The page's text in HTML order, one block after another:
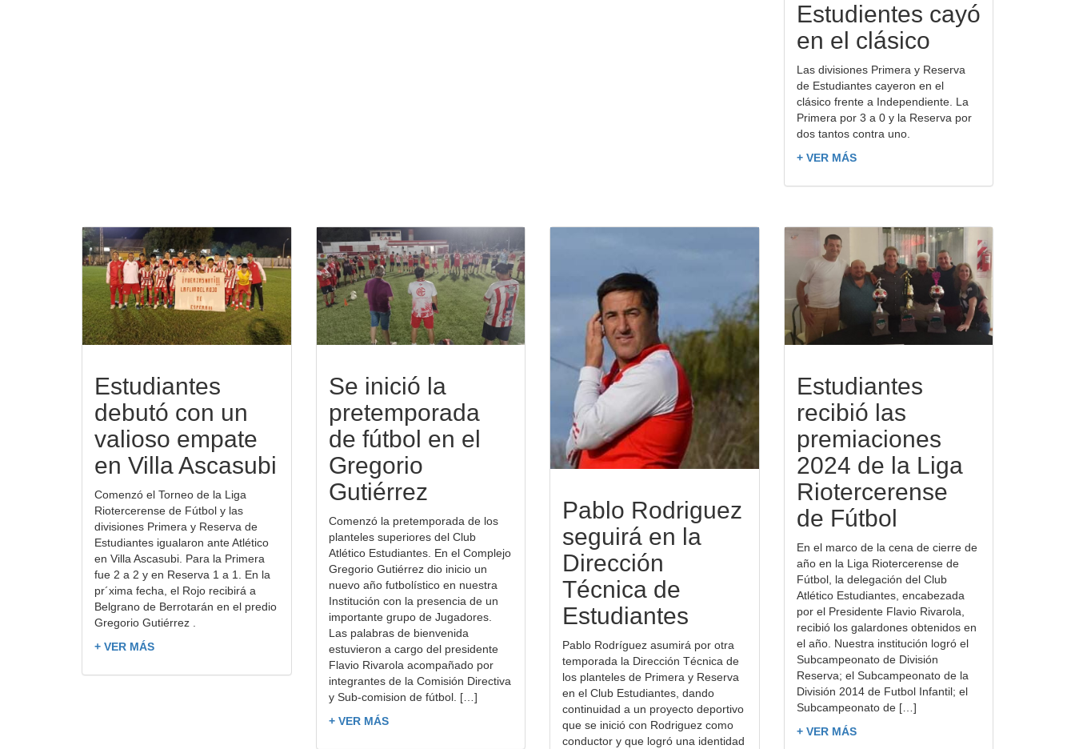
Estudientes cayó
en el clásico
Las divisiones Primera y Reserva
de Estudiantes cayeron en el
clásico frente a Independiente. La
Primera por 3 a 0 y la Reserva por
dos tantos contra uno.
+ VER MÁS
Estudiantes
debutó con un
valioso empate
en Villa Ascasubi
Comenzó el Torneo de la Liga
Riotercerense de Fútbol y las
divisiones Primera y Reserva de
Estudiantes igualaron ante Atlético
en Villa Ascasubi. Para la Primera
fue 2 a 2 y en Reserva 1 a 1. En la
pr´xima fecha, el Rojo recibirá a
Belgrano de Berrotarán en el predio
Gregorio Gutiérrez .
+ VER MÁS
Se inició la
pretemporada
de fútbol en el
Gregorio
Gutiérrez
Comenzó la pretemporada de los
planteles superiores del Club
Atlético Estudiantes. En el Complejo
Gregorio Gutiérrez dio inicio un
nuevo año futbolístico en nuestra
Institución con la presencia de un
importante grupo de Jugadores.
Las palabras de bienvenida
estuvieron a cargo del presidente
Flavio Rivarola acompañado por
integrantes de la Comisión Directiva
y Sub-comision de fútbol. […]
+ VER MÁS
Pablo Rodriguez
seguirá en la
Dirección
Técnica de
Estudiantes
Pablo Rodríguez asumirá por otra
temporada la Dirección Técnica de
los planteles de Primera y Reserva
en el Club Estudiantes, dando
continuidad a un proyecto deportivo
que se inició con Rodriguez como
conductor y que logró una identidad
Estudiantes
recibió las
premiaciones
2024 de la Liga
Riotercerense
de Fútbol
En el marco de la cena de cierre de
año en la Liga Riotercerense de
Fútbol, la delegación del Club
Atlético Estudiantes, encabezada
por el Presidente Flavio Rivarola,
recibió los galardones obtenidos en
el año. Nuestra institución logró el
Subcampeonato de División
Reserva; el Subcampeonato de la
División 2014 de Futbol Infantil; el
Subcampeonato de […]
+ VER MÁS